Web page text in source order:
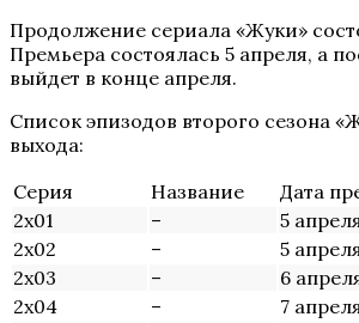
Продолжение сериала «Жуки»
Премьера состоялась 5 апреля, а
выйдет в конце апреля.
Список эпизодов второго сезона
выхода:
Серия
Название
Дата
2х01
–
5
2х02
–
5
2х03
–
6
2х04
–
7